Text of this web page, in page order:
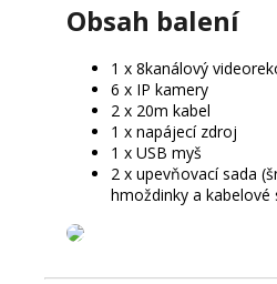
Obsah balení
1 x 8kanálový
6 x IP kamery
2 x 20m kabel
1 x napájecí zdroj
1 x USB myš
2 x upevňovací sada
hmoždinky a kabelové